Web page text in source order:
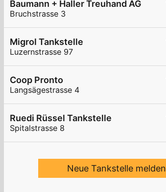
Baumann + Haller Treuhand AG
Bruchstrasse 3
Migrol Tankstelle
Luzernstrasse 97
Coop Pronto
Langsägestrasse 4
Ruedi Rüssel Tankstelle
Spitalstrasse 8
Neue Tankstelle melden